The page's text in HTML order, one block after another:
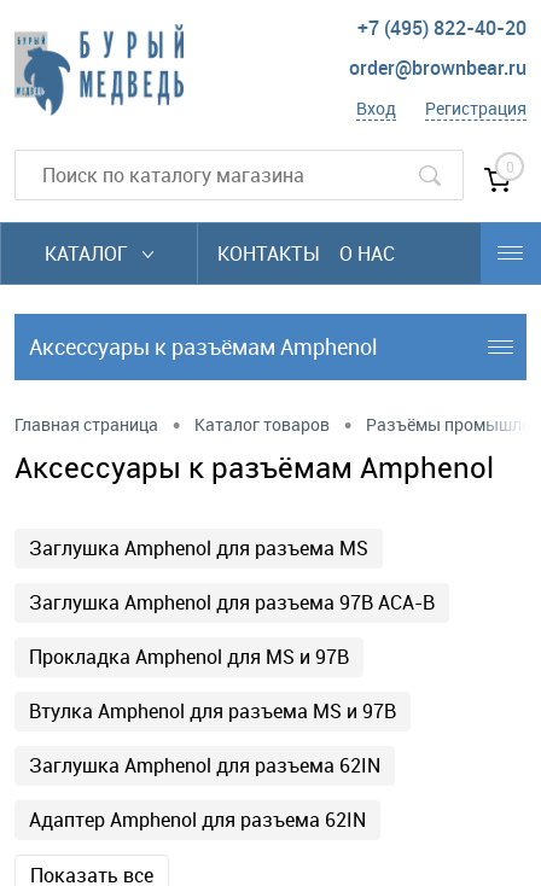
+7 (495) 822-40-20
order@brownbear.ru
Вход Регистрация
0
КАТАЛОГ КОНТАКТЫ О НАС
Аксессуары к разъёмам Amphenol
Главная страница • Каталог товаров • Разъёмы
Аксессуары к разъёмам Amphenol
Заглушка Amphenol для разъема MS
Заглушка Amphenol для разъема 97B АСА-B
Прокладка Amphenol для MS и 97B
Втулка Amphenol для разъема MS и 97B
Заглушка Amphenol для разъема 62IN
Адаптер Amphenol для разъема 62IN
Показать все